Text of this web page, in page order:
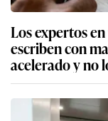
Los expertos
escriben con
acelerado y no